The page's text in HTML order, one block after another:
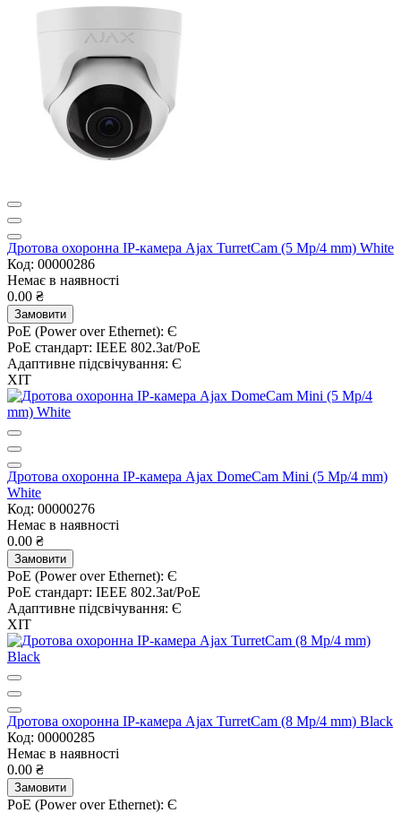
Дротова охоронна IP-камера Ajax TurretCam (5 Mp/4 mm) White
Код: 00000286
Немає в наявності
0.00 ₴
Замовити
PoE (Power over Ethernet): Є
PoE стандарт: IEEE 802.3at/PoE
Адаптивне підсвічування: Є
ХІТ
Дротова охоронна IP-камера Ajax DomeCam Mini (5 Mp/4 mm)
White
Код: 00000276
Немає в наявності
0.00 ₴
Замовити
PoE (Power over Ethernet): Є
PoE стандарт: IEEE 802.3at/PoE
Адаптивне підсвічування: Є
ХІТ
Дротова охоронна IP-камера Ajax TurretCam (8 Mp/4 mm) Black
Код: 00000285
Немає в наявності
0.00 ₴
Замовити
PoE (Power over Ethernet): Є